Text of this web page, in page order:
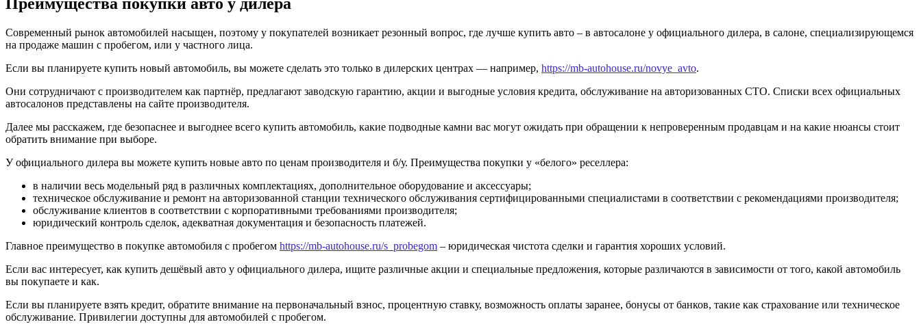
Современный рынок автомобилей насыщен, поэтому у покупателей возникает резонный вопрос, где лучше купить авто – в автосалоне у официального дилера, в салоне, специализирующемся
на продаже машин с пробегом, или у частного лица.
Если вы планируете купить новый автомобиль, вы можете сделать это только в дилерских центрах — например, https://mb-autohouse.ru/novye_avto.
Они сотрудничают с производителем как партнёр, предлагают заводскую гарантию, акции и выгодные условия кредита, обслуживание на авторизованных СТО. Списки всех официальных
автосалонов представлены на сайте производителя.
Далее мы расскажем, где безопаснее и выгоднее всего купить автомобиль, какие подводные камни вас могут ожидать при обращении к непроверенным продавцам и на какие нюансы стоит
обратить внимание при выборе.
У официального дилера вы можете купить новые авто по ценам производителя и б/у. Преимущества покупки у «белого» реселлера:
в наличии весь модельный ряд в различных комплектациях, дополнительное оборудование и аксессуары;
техническое обслуживание и ремонт на авторизованной станции технического обслуживания сертифицированными специалистами в соответствии с рекомендациями производителя;
обслуживание клиентов в соответствии с корпоративными требованиями производителя;
юридический контроль сделок, адекватная документация и безопасность платежей.
Главное преимущество в покупке автомобиля с пробегом https://mb-autohouse.ru/s_probegom – юридическая чистота сделки и гарантия хороших условий.
Если вас интересует, как купить дешёвый авто у официального дилера, ищите различные акции и специальные предложения, которые различаются в зависимости от того, какой автомобиль
вы покупаете и как.
Если вы планируете взять кредит, обратите внимание на первоначальный взнос, процентную ставку, возможность оплаты заранее, бонусы от банков, такие как страхование или техническое
обслуживание. Привилегии доступны для автомобилей с пробегом.